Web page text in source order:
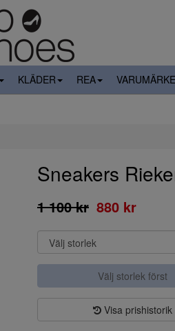
KLÄDER REA
Sneakers
1 100 kr 880 kr
Välj storlek först
Visa prishistorik